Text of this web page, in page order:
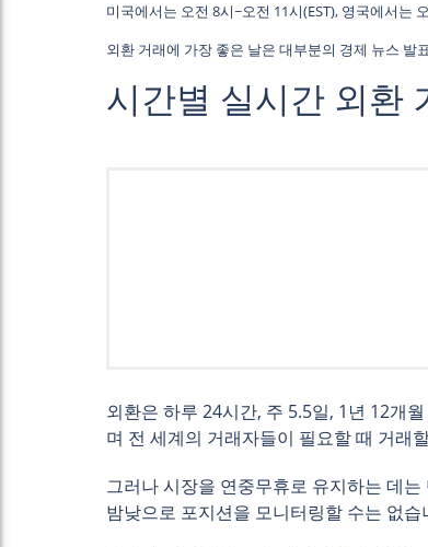
미국에서는 오전 8시~오전 11시(EST), 영국에서는
외환 거래에 가장 좋은 날은 대부분의 경제 뉴스
시간별 실시간 외환
외환은 하루 24시간, 주 5.5일, 1년 12개
며 전 세계의 거래자들이 필요할 때 거래
그러나 시장을 연중무휴로 유지하는 데
밤낮으로 포지션을 모니터링할 수는 없습